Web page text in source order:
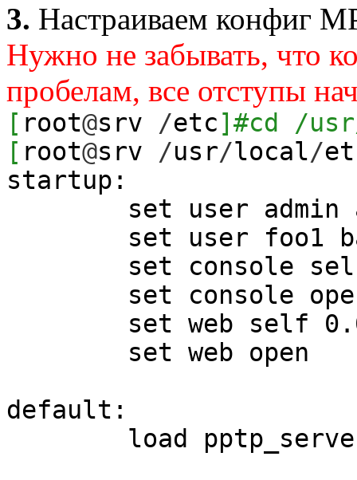
3. Настраиваем конфиг
Нужно не забывать, что
пробелам, все отступы
[ root@srv /etc] #cd /
[ root@srv /usr/local/
startup:
set user admin
set user foo1
set console
set console
set web self
set web open
default:
load